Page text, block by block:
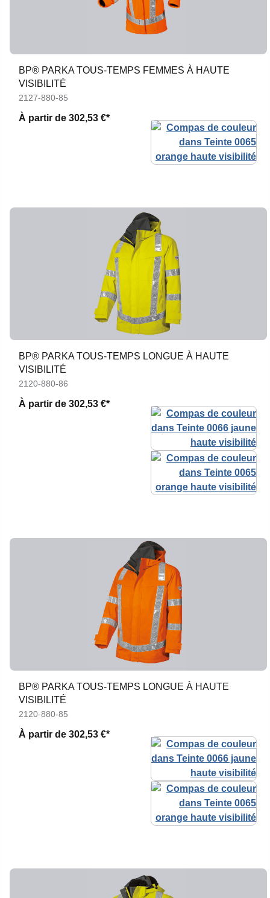
BP® PARKA TOUS-TEMPS FEMMES À HAUTE
VISIBILITÉ
2127-880-85
À partir de 302,53 €*
BP® PARKA TOUS-TEMPS LONGUE À HAUTE
VISIBILITÉ
2120-880-86
À partir de 302,53 €*
BP® PARKA TOUS-TEMPS LONGUE À HAUTE
VISIBILITÉ
2120-880-85
À partir de 302,53 €*